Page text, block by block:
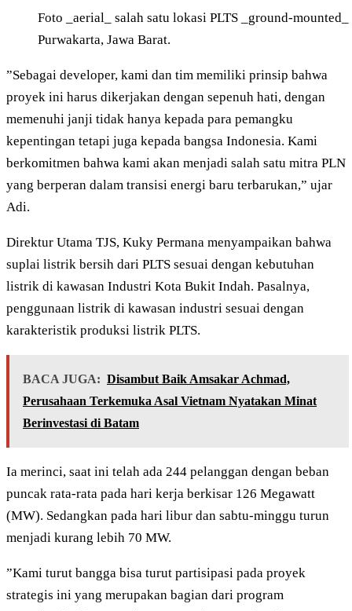
Foto _aerial_ salah satu lokasi PLTS _ground-
Purwakarta, Jawa Barat.
”Sebagai developer, kami dan tim memiliki prinsip bahwa
proyek ini harus dikerjakan dengan sepenuh hati, dengan
memenuhi janji tidak hanya kepada para pemangku
kepentingan tetapi juga kepada bangsa Indonesia. Kami
berkomitmen bahwa kami akan menjadi salah satu mitra PLN
yang berperan dalam transisi energi baru terbarukan,” ujar
Adi.
Direktur Utama TJS, Kuky Permana menyampaikan bahwa
suplai listrik bersih dari PLTS sesuai dengan kebutuhan
listrik di kawasan Industri Kota Bukit Indah. Pasalnya,
penggunaan listrik di kawasan industri sesuai dengan
karakteristik produksi listrik PLTS.
BACA JUGA: Disambut Baik Amsakar Achmad,
Perusahaan Terkemuka Asal Vietnam Nyatakan Minat
Berinvestasi di Batam
Ia merinci, saat ini telah ada 244 pelanggan dengan beban
puncak rata-rata pada hari kerja berkisar 126 Megawatt
(MW). Sedangkan pada hari libur dan sabtu-minggu turun
menjadi kurang lebih 70 MW.
”Kami turut bangga bisa turut partisipasi pada proyek
strategis ini yang merupakan bagian dari program